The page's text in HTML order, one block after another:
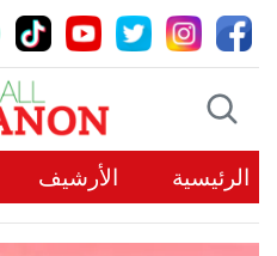
الرئيسية الأرشيف